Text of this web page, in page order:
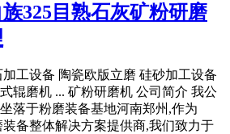
325目熟石灰矿粉研磨
工设备 陶瓷欧版立磨 硅砂加工设备
辊磨机 ... 矿粉研磨机 公司简介 我公
落于粉磨装备基地河南郑州,作为
备整体解决方案提供商,我们致力于